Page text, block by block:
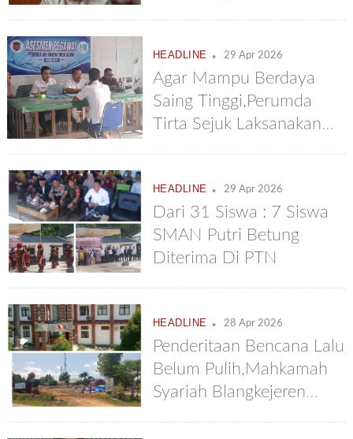
HEADLINE . 29 Apr 2026
Agar Mampu Berdaya
Saing Tinggi,Perumda
Tirta Sejuk Laksanakan
HEADLINE . 29 Apr 2026
Dari 31 Siswa : 7 Siswa
SMAN Putri Betung
Diterima Di PTN
HEADLINE . 28 Apr 2026
Penderitaan Bencana Lalu
Belum Pulih,Mahkamah
Syariah Blangkejeren